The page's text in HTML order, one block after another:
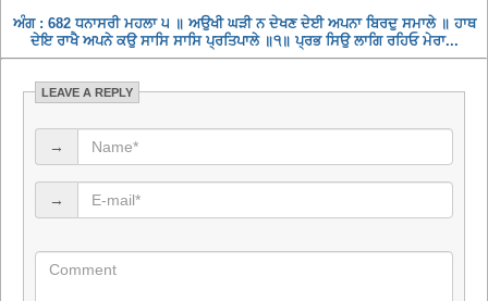
ਅੰਗ : 682 ਧਨਾਸਰੀ ਮਹਲਾ ੫ ॥ ਅਉਖੀ ਘੜੀ ਨ ਦੇਖਣ ਦੇਈ ਅਪਨਾ ਬਿਰਦੁ ਸਮਾਲੇ ॥ ਹਾਥ
ਦੇਇ ਰਾਖੈ ਅਪਨੇ ਕਉ ਸਾਸਿ ਸਾਸਿ ਪ੍ਰਤਿਪਾਲੇ ॥੧॥ ਪ੍ਰਭ ਸਿਉ ਲਾਗਿ ਰਹਿਓ ਮੇਰਾ...
LEAVE A REPLY
→
→